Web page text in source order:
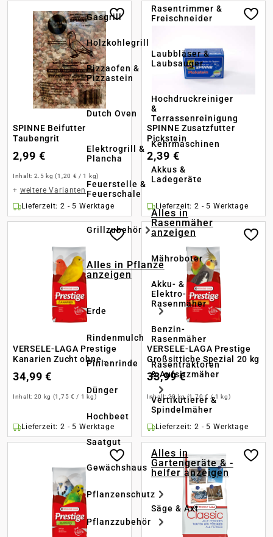
Gasgrill
Holzkohlegrill
Pizzaofen &
Pizzastein
Dutch Oven
Elektrogrill &
Plancha
Feuerstelle &
Feuerschale
Grillzubehör
Alles in Pflanze
anzeigen
Erde
Rindenmulch
Pinienrinde
Dünger
Hochbeet
Saatgut
Gewächshaus
Pflanzenschutz
Pflanzzubehör
Rasentrimmer &
Freischneider
Laubbläser &
Laubsauger
Hochdruckreiniger
&
Terrassenreinigung
Kehrmaschinen
Akkus &
Ladegeräte
Alles in
Rasenmäher
anzeigen
Mähroboter
Akku- &
Elektro-
Rasenmäher
Benzin-
Rasenmäher
Rasentraktoren
& Aufsitzmäher
Vertikutierer &
Spindelmäher
Alles in
Gartengeräte & -
helfer anzeigen
Säge & Axt
SPINNE Beifutter
Taubengrit
2,99 €
Inhalt: 2.5 kg(1,20 € / 1 kg)
+ weitere Varianten
Lieferzeit: 2 - 5 Werktage
SPINNE Zusatzfutter
Pickstein
2,39 €
Lieferzeit: 2 - 5 Werktage
VERSELE-LAGA Prestige
Kanarien Zucht ohne
Rübsen Extra 20 kg
34,99 €
Inhalt: 20 kg (1,75 € / 1 kg)
Lieferzeit: 2 - 5 Werktage
VERSELE-LAGA Prestige
Großsittiche Spezial 20 kg
33,99 €
Inhalt:20 kg(1,70 € / 1 kg)
Lieferzeit: 2 - 5 Werktage